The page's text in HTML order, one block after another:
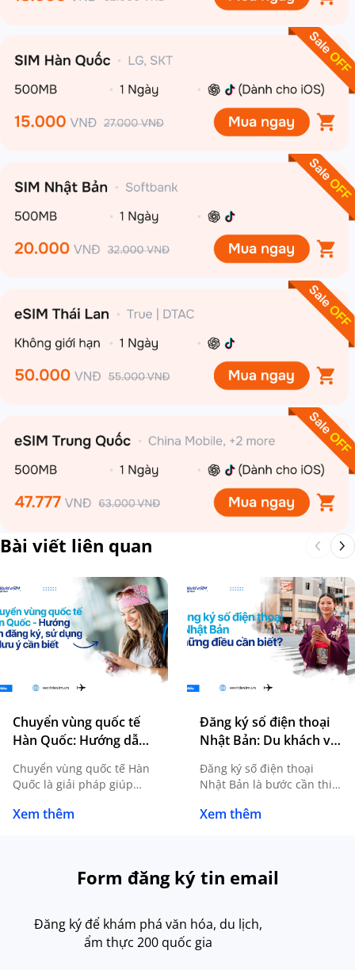
Bài viết liên quan
Chuyển vùng quốc tế
Hàn Quốc: Hướng dẫn
đăng ký, sử dụng và
lưu ý cần biết
Chuyển vùng quốc tế Hàn
Quốc là giải pháp giúp
dụng SIM Việt Nam khi du
ổn định và hạn chế phát
cách […]
Xem thêm
Đăng ký số điện thoại
Nhật Bản: Du khách và
Đăng ký số điện thoại
Nhật Bản là bước cần thiết
lao động, khách du lịch
số điện thoại nội địa
Xem thêm
Form đăng ký tin email
Đăng ký để khám phá văn hóa, du lịch,
ẩm thực 200 quốc gia